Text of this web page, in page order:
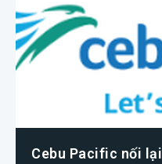
Cebu Pacific nối